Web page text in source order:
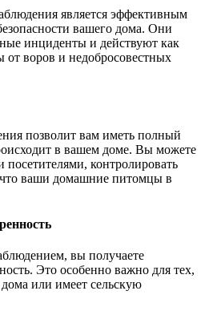
является эффективным
вашего дома. Они
инциденты и действуют как
от воров и недобросовестных
позволит вам иметь полный
в вашем доме. Вы можете
посетителями, контролировать
что ваши домашние питомцы в
вы получаете
Это особенно важно для тех,
дома или имеет сельскую